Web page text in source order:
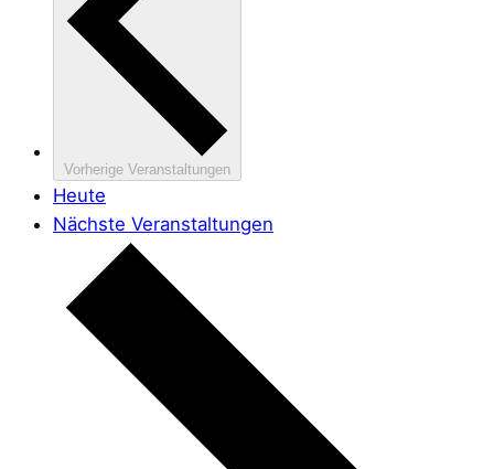
Vorherige Veranstaltungen
Heute
Nächste Veranstaltungen